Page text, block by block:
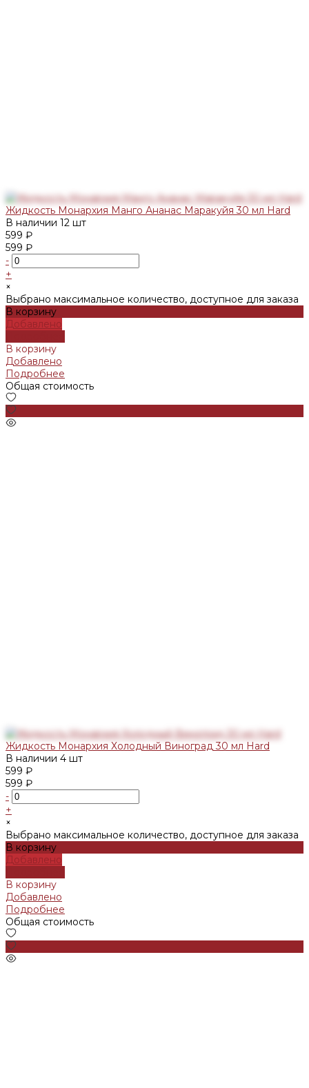
Жидкость Монархия Манго Ананас Маракуйя 30 мл Hard
В наличии 12 шт
599 ₽
599 ₽
-
+
×
Выбрано максимальное количество, доступное для заказа
В корзину
Добавлено
В корзину
Добавлено
Подробнее
Общая стоимость
Жидкость Монархия Холодный Виноград 30 мл Hard
В наличии 4 шт
599 ₽
599 ₽
-
+
×
Выбрано максимальное количество, доступное для заказа
В корзину
Добавлено
В корзину
Добавлено
Подробнее
Общая стоимость